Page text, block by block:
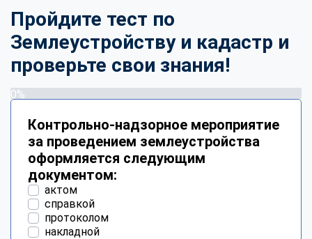
Пройдите тест по
Землеустройству и кадастр и
проверьте свои знания!
0%
Контрольно-надзорное мероприятие
за проведением землеустройства
оформляется следующим
документом:
актом
справкой
протоколом
накладной